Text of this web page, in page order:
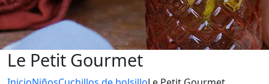
Le Petit Gourmet